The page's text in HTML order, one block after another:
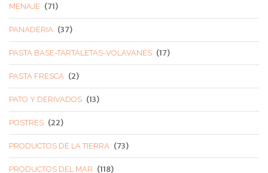
MENAJE (71)
PANADERIA (37)
PASTA BASE-TARTALETAS-VOLAVANES (17)
PASTA FRESCA (2)
PATO Y DERIVADOS (13)
POSTRES (22)
PRODUCTOS DE LA TIERRA (73)
PRODUCTOS DEL MAR (118)